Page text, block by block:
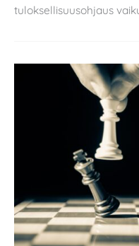
tuloksellisuusohjaus